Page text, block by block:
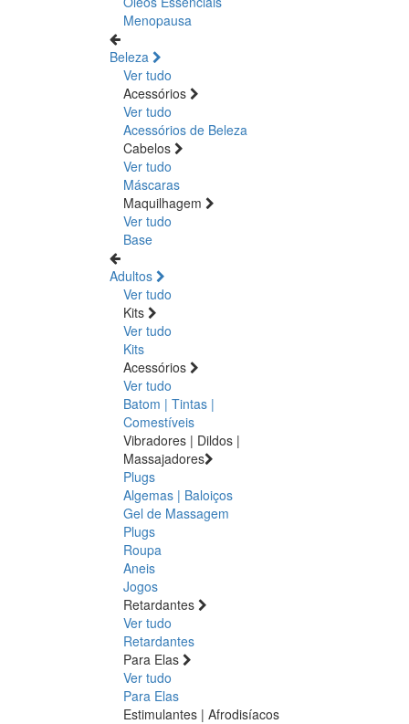
Menopausa
Beleza
Ver tudo
Acessórios
Ver tudo
Acessórios de Beleza
Cabelos
Ver tudo
Máscaras
Maquilhagem
Ver tudo
Base
Adultos
Ver tudo
Kits
Ver tudo
Kits
Acessórios
Ver tudo
Batom | Tintas |
Comestíveis
Vibradores | Dildos |
Massajadores
Plugs
Algemas | Baloiços
Gel de Massagem
Plugs
Roupa
Aneis
Jogos
Retardantes
Ver tudo
Retardantes
Para Elas
Ver tudo
Para Elas
Estimulantes | Afrodisíacos